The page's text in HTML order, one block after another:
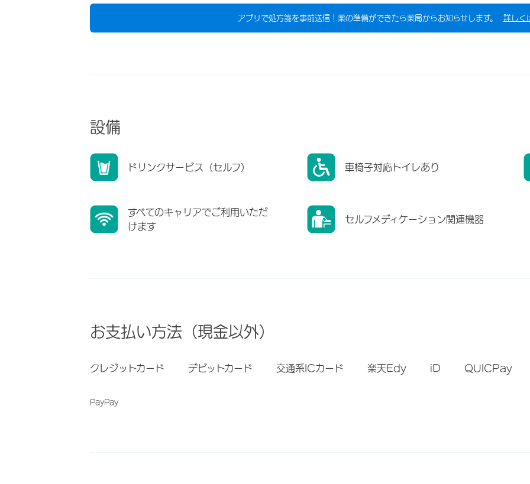
アプリで処方箋を事前送信！薬の準備ができたら薬局からお知らせします。 詳しく
設備
ドリンクサービス（セルフ） 車椅子対応トイレあり
すべてのキャリアでご利用いただ
けます
セルフメディケーション関連機器
お支払い方法（現金以外）
クレジットカード デビットカード 交通系ICカード 楽天Edy iD QUICPay
PayPay